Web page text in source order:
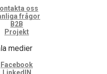
oss
frågor
B2B
Projekt
medier
Facebook
LinkedIN